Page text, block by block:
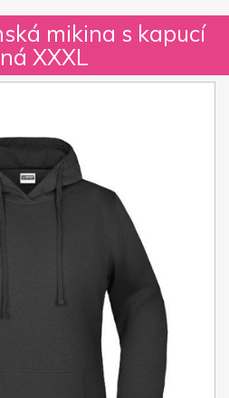
mikina s kapucí
XXXL